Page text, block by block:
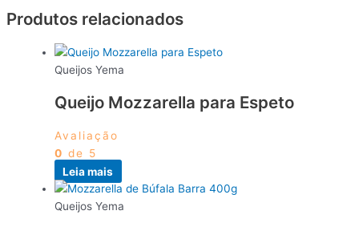
Produtos relacionados
Queijos Yema
Queijo Mozzarella para Espeto
Avaliação
0 de 5
Leia mais
Queijos Yema